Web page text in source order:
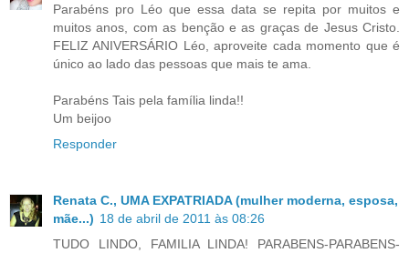
Parabéns pro Léo que essa data se repita por muitos e
muitos anos, com as benção e as graças de Jesus Cristo.
FELIZ ANIVERSÁRIO Léo, aproveite cada momento que é
único ao lado das pessoas que mais te ama.
Parabéns Tais pela família linda!!
Um beijoo
Responder
Renata C., UMA EXPATRIADA (mulher moderna, esposa,
mãe...) 18 de abril de 2011 às 08:26
TUDO LINDO, FAMILIA LINDA! PARABENS-PARABENS-